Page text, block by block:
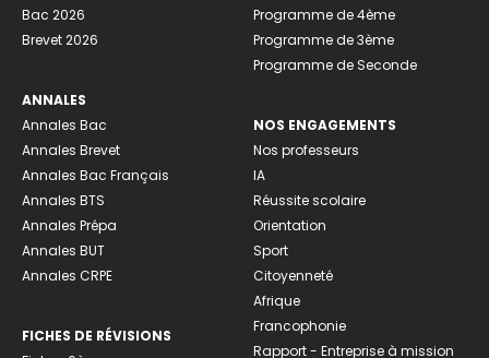
Bac 2026
Brevet 2026
ANNALES
Annales Bac
Annales Brevet
Annales Bac Français
Annales BTS
Annales Prépa
Annales BUT
Annales CRPE
FICHES DE RÉVISIONS
Programme de 4ème
Programme de 3ème
Programme de Seconde
NOS ENGAGEMENTS
Nos professeurs
IA
Réussite scolaire
Orientation
Sport
Citoyenneté
Afrique
Francophonie
Rapport - Entreprise à mission